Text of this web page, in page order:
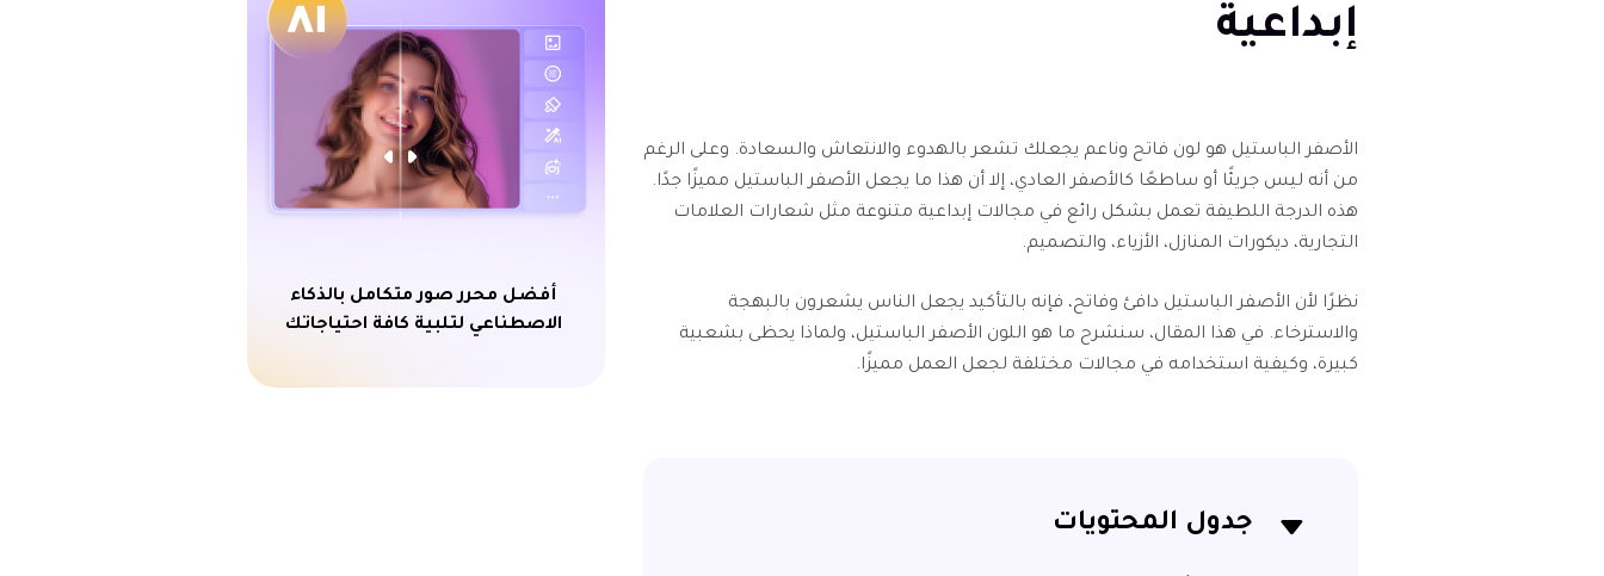
إبداعية
الأصفر الباستيل هو لون فاتح وناعم يجعلك تشعر بالهدوء والانتعاش والسعادة. وعلى الرغم
من أنه ليس جريئًا أو ساطعًا كالأصفر العادي، إلا أن هذا ما يجعل الأصفر الباستيل مميزًا جدًا.
هذه الدرجة اللطيفة تعمل بشكل رائع في مجالات إبداعية متنوعة مثل شعارات العلامات
التجارية، ديكورات المنازل، الأزياء، والتصميم.
نظرًا لأن الأصفر الباستيل دافئ وفاتح، فإنه بالتأكيد يجعل الناس يشعرون بالبهجة
والاسترخاء. في هذا المقال، سنشرح ما هو اللون الأصفر الباستيل، ولماذا يحظى بشعبية
كبيرة، وكيفية استخدامه في مجالات مختلفة لجعل العمل مميزًا.
جدول المحتويات
أفضل محرر صور متكامل بالذكاء
الاصطناعي لتلبية كافة احتياجاتك